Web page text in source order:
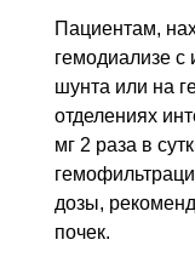
Пациентам,
гемодиализе с
шунта или на
отделениях
мг 2 раза в
дозы,
почек.